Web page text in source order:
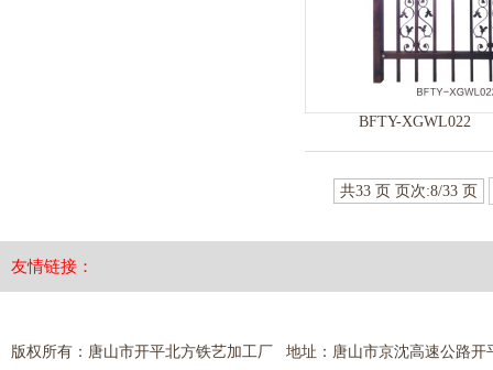
BFTY-XGWL022
共33 页 页次:8/33 页
友情链接：
版权所有：唐山市开平北方铁艺加工厂 地址：唐山市京沈高速公路